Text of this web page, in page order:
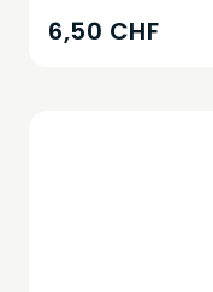
6,50 CHF